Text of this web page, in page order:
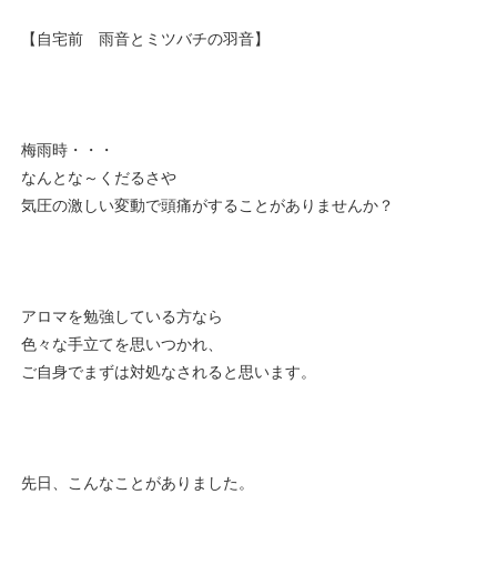
【自宅前 雨音とミツバチの羽音】
梅雨時・・・
なんとな～くだるさや
気圧の激しい変動で頭痛がすることがありませんか？
アロマを勉強している方なら
色々な手立てを思いつかれ、
ご自身でまずは対処なされると思います。
先日、こんなことがありました。